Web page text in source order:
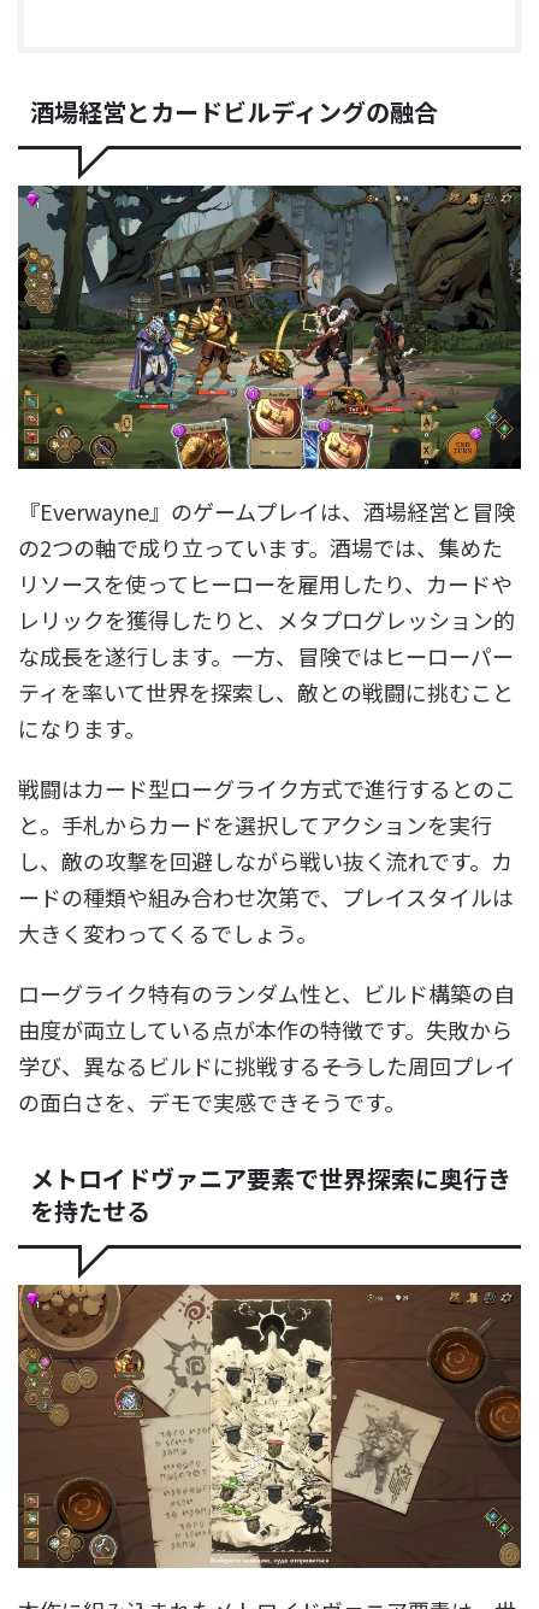
酒場経営とカードビルディングの融合
『Everwayne』のゲームプレイは、酒場経営と冒険
の2つの軸で成り立っています。酒場では、集めた
リソースを使ってヒーローを雇用したり、カードや
レリックを獲得したりと、メタプログレッション的
な成長を遂行します。一方、冒険ではヒーローパー
ティを率いて世界を探索し、敵との戦闘に挑むこと
になります。
戦闘はカード型ローグライク方式で進行するとのこ
と。手札からカードを選択してアクションを実行
し、敵の攻撃を回避しながら戦い抜く流れです。カ
ードの種類や組み合わせ次第で、プレイスタイルは
大きく変わってくるでしょう。
ローグライク特有のランダム性と、ビルド構築の自
由度が両立している点が本作の特徴です。失敗から
学び、異なるビルドに挑戦する――そうした周回プレイ
の面白さを、デモで実感できそうです。
メトロイドヴァニア要素で世界探索に奥行き
を持たせる